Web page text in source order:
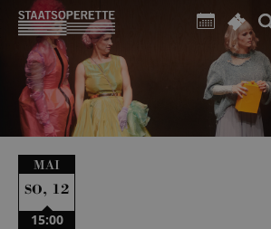
MAI
SO, 12
15:00